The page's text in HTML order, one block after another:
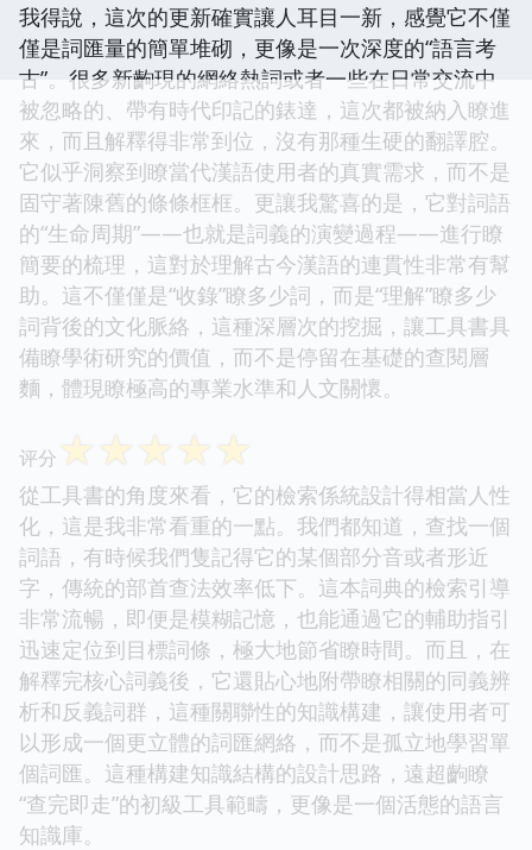
我得說，這次的更新確實讓人耳目一新，感覺它不僅
僅是詞匯量的簡單堆砌，更像是一次深度的“語言考
古”。很多新齣現的網絡熱詞或者一些在日常交流中
被忽略的、帶有時代印記的錶達，這次都被納入瞭進
來，而且解釋得非常到位，沒有那種生硬的翻譯腔。
它似乎洞察到瞭當代漢語使用者的真實需求，而不是
固守著陳舊的條條框框。更讓我驚喜的是，它對詞語
的“生命周期”——也就是詞義的演變過程——進行瞭
簡要的梳理，這對於理解古今漢語的連貫性非常有幫
助。這不僅僅是“收錄”瞭多少詞，而是“理解”瞭多少
詞背後的文化脈絡，這種深層次的挖掘，讓工具書具
備瞭學術研究的價值，而不是停留在基礎的查閱層
麵，體現瞭極高的專業水準和人文關懷。
评分 ☆☆☆☆☆
從工具書的角度來看，它的檢索係統設計得相當人性
化，這是我非常看重的一點。我們都知道，查找一個
詞語，有時候我們隻記得它的某個部分音或者形近
字，傳統的部首查法效率低下。這本詞典的檢索引導
非常流暢，即便是模糊記憶，也能通過它的輔助指引
迅速定位到目標詞條，極大地節省瞭時間。而且，在
解釋完核心詞義後，它還貼心地附帶瞭相關的同義辨
析和反義詞群，這種關聯性的知識構建，讓使用者可
以形成一個更立體的詞匯網絡，而不是孤立地學習單
個詞匯。這種構建知識結構的設計思路，遠超齣瞭
“查完即走”的初級工具範疇，更像是一個活態的語言
知識庫。